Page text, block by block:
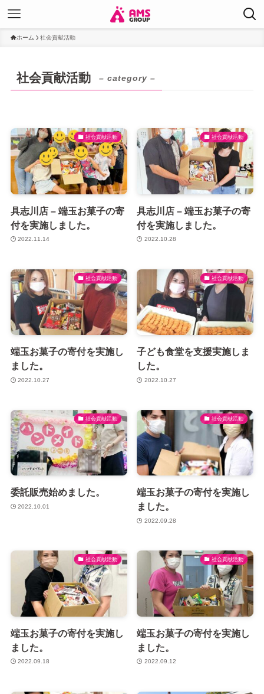
ホーム 社会貢献活動
社会貢献活動 – category –
社会貢献活動
具志川店 – 端玉お菓子の寄
付を実施しました。
2022.11.14
社会貢献活動
具志川店 – 端玉お菓子の寄
付を実施しました。
2022.10.28
社会貢献活動
端玉お菓子の寄付を実施し
ました。
2022.10.27
社会貢献活動
子ども食堂を支援実施しま
した。
2022.10.27
社会貢献活動
委託販売始めました。
2022.10.01
社会貢献活動
端玉お菓子の寄付を実施し
ました。
2022.09.28
社会貢献活動
端玉お菓子の寄付を実施し
ました。
2022.09.18
社会貢献活動
端玉お菓子の寄付を実施し
ました。
2022.09.12